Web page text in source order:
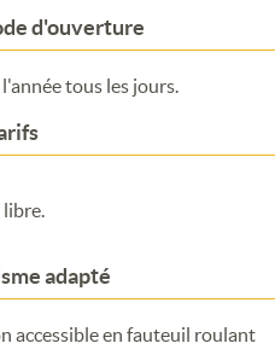
d'ouverture
tous les jours.
libre.
adapté
accessible en fauteuil roulant